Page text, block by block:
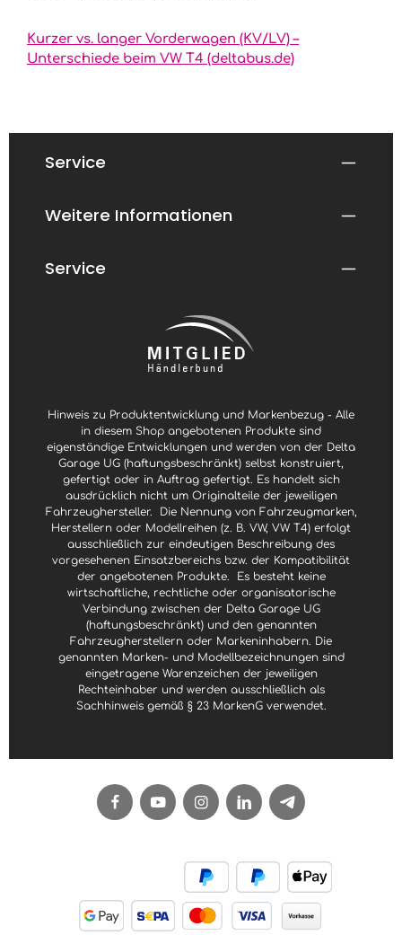
Kurzer vs. langer Vorderwagen (KV/LV) –
Unterschiede beim VW T4 (deltabus.de)
Service
Weitere Informationen
Service
Hinweis zu Produktentwicklung und Markenbezug - Alle
in diesem Shop angebotenen Produkte sind
eigenständige Entwicklungen und werden von der Delta
Garage UG (haftungsbeschränkt) selbst konstruiert,
gefertigt oder in Auftrag gefertigt. Es handelt sich
ausdrücklich nicht um Originalteile der jeweiligen
Fahrzeughersteller.
Die Nennung von Fahrzeugmarken,
Herstellern oder Modellreihen (z. B. VW, VW T4) erfolgt
ausschließlich zur eindeutigen Beschreibung des
vorgesehenen Einsatzbereichs bzw. der Kompatibilität
der angebotenen Produkte.
Es besteht keine
wirtschaftliche, rechtliche oder organisatorische
Verbindung zwischen der Delta Garage UG
(haftungsbeschränkt) und den genannten
Fahrzeugherstellern oder Markeninhabern. Die
genannten Marken- und Modellbezeichnungen sind
eingetragene Warenzeichen der jeweiligen
Rechteinhaber und werden ausschließlich als
Sachhinweis gemäß § 23 MarkenG verwendet.